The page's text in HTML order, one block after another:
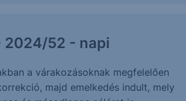
2024/52 - napi
a várakozásoknak megfelelően
majd emelkedés indult, mely